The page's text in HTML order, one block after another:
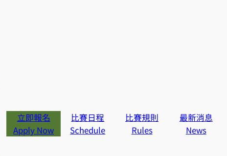
立即報名
Apply Now
比賽日程
Schedule
比賽規則
Rules
最新消息
News